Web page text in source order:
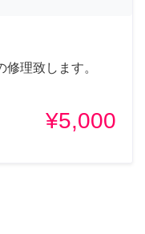
修理致します。
¥5,000